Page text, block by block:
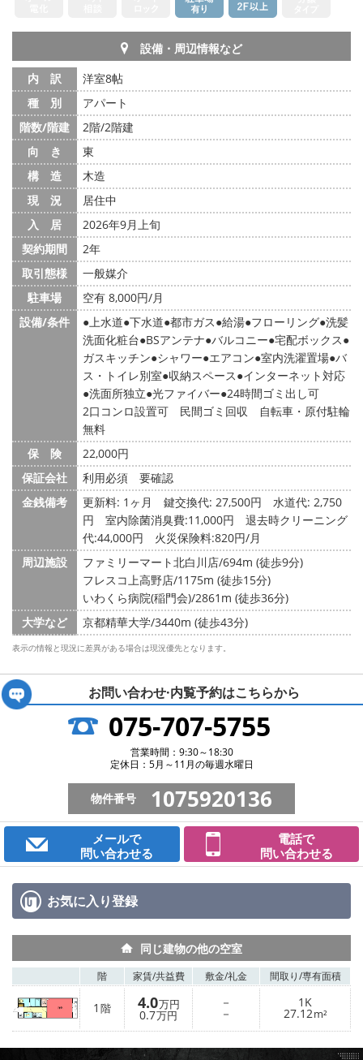
設備・周辺情報など
内 訳
洋室8帖
種 別
アパート
階数/階建
2階/2階建
向 き
東
構 造
木造
現 況
居住中
入 居
2026年9月上旬
契約期間
2年
取引態様
一般媒介
駐車場
空有 8,000円/月
設備/条件
上水道 下水道 都市ガス 給湯 フローリング 洗髪
洗面化粧台 BSアンテナ バルコニー 宅配ボックス
ガスキッチン シャワー エアコン 室内洗濯置場 バ
ス・トイレ別室 収納スペース インターネット対応
洗面所独立 光ファイバー 24時間ゴミ出し可
2口コンロ設置可 民間ゴミ回収 自転車・原付駐輪
無料
保 険
22,000円
保証会社
利用必須 要確認
金銭備考
更新料: 1ヶ月 鍵交換代: 27,500円
水道代: 2,750
円
室内除菌消臭費:11,000円 退去時クリーニング
代:44,000円 火災保険料:820円/月
周辺施設
ファミリーマート北白川店/694m (徒歩9分)
フレスコ上高野店/1175m (徒歩15分)
いわくら病院(稲門会)/2861m (徒歩36分)
大学など
京都精華大学/3440m (徒歩43分)
表示の情報と現況に差異がある場合は現況優先となります。
お問い合わせ·内覧予約はこちらから
075-707-5755
営業時間：9:30～18:30
定休日：5月～11月の毎週水曜日
物件番号 1075920136
メールで
問い合わせる
電話で
問い合わせる
お気に入り登録
同じ建物の他の空室
階 家賃/共益費 敷金/礼金 間取り/専有面積
1 階 4.0万円
0.7万円
－
－
1K
27.12m²